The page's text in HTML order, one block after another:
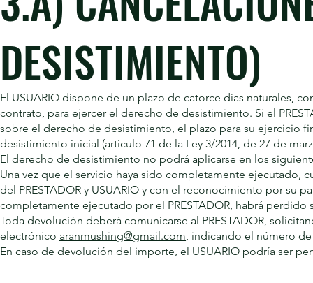
DESISTIMIENTO)
El USUARIO dispone de un plazo de catorce días naturales,
contrato, para ejercer el derecho de desistimiento. Si el
sobre el derecho de desistimiento, el plazo para su ejercicio
desistimiento inicial (artículo 71 de la Ley 3/2014, de 27 de
El derecho de desistimiento no podrá aplicarse en los
Una vez que el servicio haya sido completamente ejecutado,
del PRESTADOR y USUARIO y con el reconocimiento por su
completamente ejecutado por el PRESTADOR, habrá
Toda devolución deberá comunicarse al PRESTADOR,
electrónico aranmushing@gmail.com, indicando el número de
En caso de devolución del importe, el USUARIO podría ser